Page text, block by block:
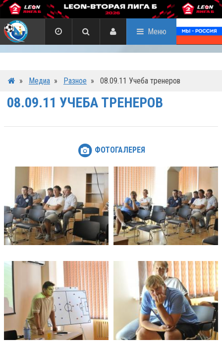
Меню
» Медиа » Разное » 08.09.11 Учеба тренеров
08.09.11 УЧЕБА ТРЕНЕРОВ
ФОТОГАЛЕРЕЯ